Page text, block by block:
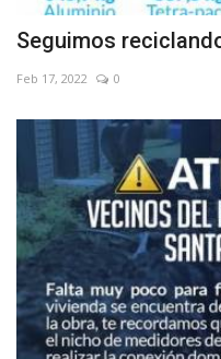
Seguimos
Feb 17, 2022 0